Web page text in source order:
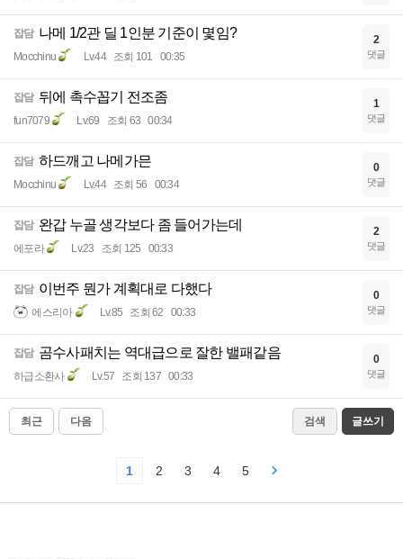
잡담 나메 1/2관 딜 1인분 기준이 몇임?
Mocchinu Lv.44 조회 101 00:35
2
댓글
잡담 뒤에 촉수꼽기 전조좀
fun7079 Lv.69 조회 63 00:34
1
댓글
잡담 하드깨고 나메가믄
Mocchinu Lv.44 조회 56 00:34
0
댓글
잡담 완갑 누골 생각보다 좀 들어가는데
에포라 Lv.23 조회 125 00:33
2
댓글
잡담 이번주 뭔가 계획대로 다했다
에스리아 Lv.85 조회 62 00:33
0
댓글
잡담 곰수사패치는 역대급으로 잘한 밸패같음
하급소환사 Lv.57 조회 137 00:33
0
댓글
최근 다음 검색 글쓰기
1 2 3 4 5